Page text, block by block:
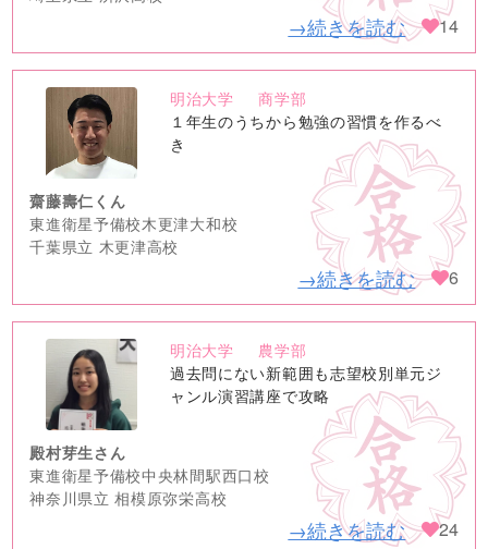
→続きを読む 14
no
image
明治大学
商学部
１年生のうちから勉強の習慣を作るべ
き
齋藤壽仁くん
東進衛星予備校木更津大和校
千葉県立 木更津高校
→続きを読む 6
no
image
明治大学
農学部
過去問にない新範囲も志望校別単元ジ
ャンル演習講座で攻略
殿村芽生さん
東進衛星予備校中央林間駅西口校
神奈川県立 相模原弥栄高校
→続きを読む 24